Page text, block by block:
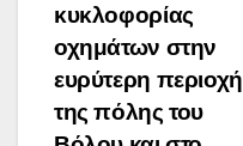
κυκλοφορίας
οχημάτων στην
ευρύτερη περιοχή
της πόλης του